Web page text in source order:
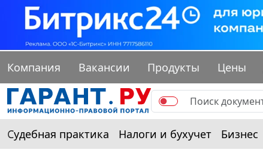
Компания Вакансии Продукты Цены
Судебная практика Налоги и бухучет Бизнес